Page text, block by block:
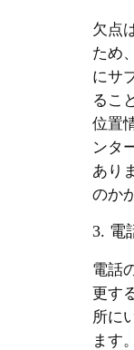
欠点
ため
にサ
るこ
位置
ンタ
あり
のか
3. 電
電話
更す
所に
ます